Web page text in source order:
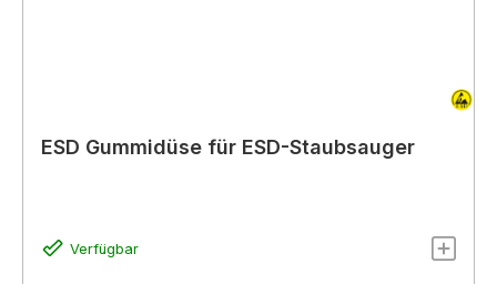
ESD Gummidüse für ESD-Staubsauger
Verfügbar